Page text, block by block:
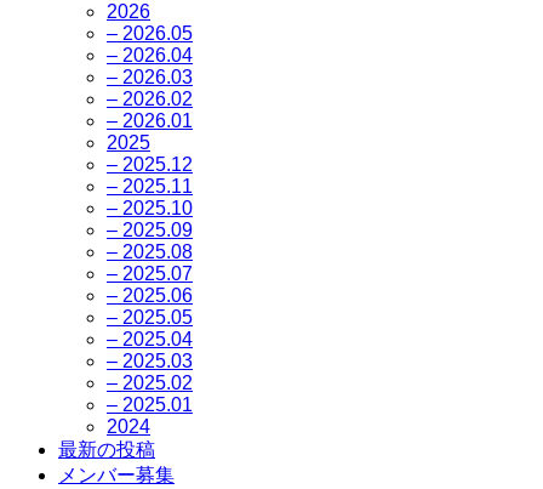
2026
– 2026.05
– 2026.04
– 2026.03
– 2026.02
– 2026.01
2025
– 2025.12
– 2025.11
– 2025.10
– 2025.09
– 2025.08
– 2025.07
– 2025.06
– 2025.05
– 2025.04
– 2025.03
– 2025.02
– 2025.01
2024
最新の投稿
メンバー募集